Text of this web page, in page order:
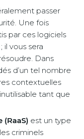
passer
Une fois
par ces logiciels
il vous sera
Dans
d’un tel nombre
contextuelles
tant que
(RaaS) est un type
criminels